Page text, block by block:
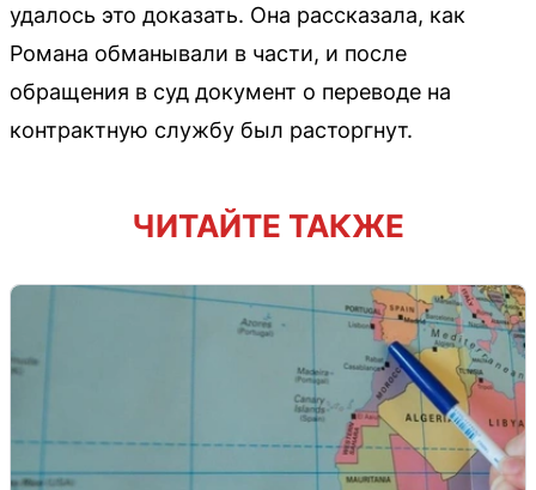
удалось это доказать. Она рассказала, как
Романа обманывали в части, и после
обращения в суд документ о переводе на
контрактную службу был расторгнут.
ЧИТАЙТЕ ТАКЖЕ